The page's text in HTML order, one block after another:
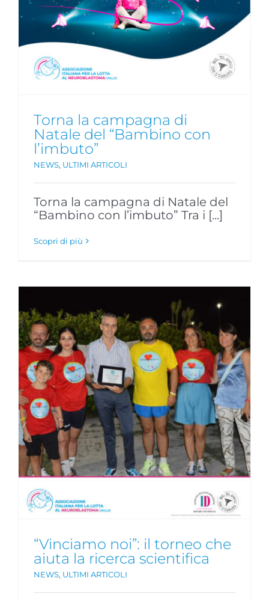
Torna la campagna di
Natale del “Bambino con
l’imbuto”
NEWS, ULTIMI ARTICOLI
Torna la campagna di Natale del
“Bambino con l’imbuto” Tra i [...]
Scopri di più
“Vinciamo noi”: il torneo che
aiuta la ricerca scientifica
NEWS, ULTIMI ARTICOLI